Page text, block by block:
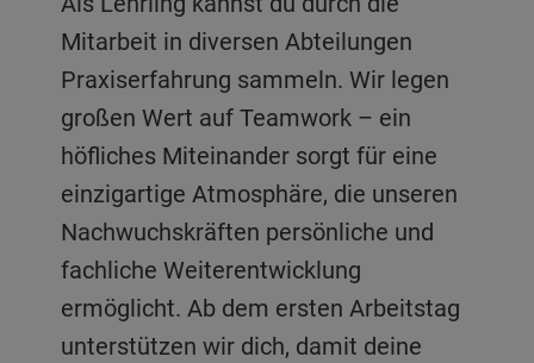
Mitarbeit in diversen Abteilungen
Praxiserfahrung sammeln. Wir legen
großen Wert auf Teamwork – ein
höfliches Miteinander sorgt für eine
einzigartige Atmosphäre, die unseren
Nachwuchskräften persönliche und
fachliche Weiterentwicklung
ermöglicht. Ab dem ersten Arbeitstag
unterstützen wir dich, damit deine